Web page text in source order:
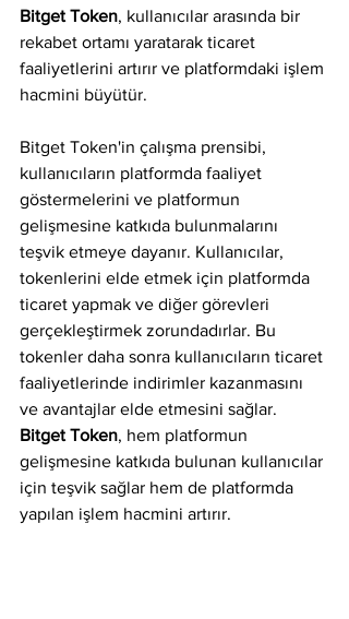
Bitget Token, kullanıcılar arasında bir
rekabet ortamı yaratarak ticaret
faaliyetlerini artırır ve platformdaki işlem
hacmini büyütür.
Bitget Token'in çalışma prensibi,
kullanıcıların platformda faaliyet
göstermelerini ve platformun
gelişmesine katkıda bulunmalarını
teşvik etmeye dayanır. Kullanıcılar,
tokenlerini elde etmek için platformda
ticaret yapmak ve diğer görevleri
gerçekleştirmek zorundadırlar. Bu
tokenler daha sonra kullanıcıların ticaret
faaliyetlerinde indirimler kazanmasını
ve avantajlar elde etmesini sağlar.
Bitget Token, hem platformun
gelişmesine katkıda bulunan kullanıcılar
için teşvik sağlar hem de platformda
yapılan işlem hacmini artırır.